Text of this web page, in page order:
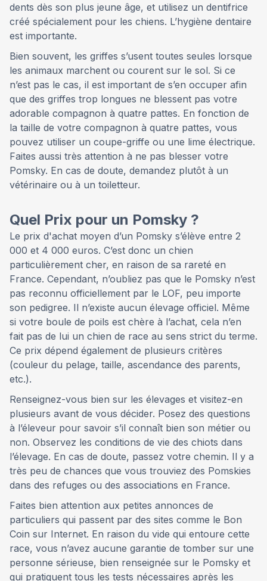
dents dès son plus jeune âge, et utilisez un dentifrice
créé spécialement pour les chiens. L’hygiène dentaire
est importante.
Bien souvent, les griffes s’usent toutes seules lorsque
les animaux marchent ou courent sur le sol. Si ce
n’est pas le cas, il est important de s’en occuper afin
que des griffes trop longues ne blessent pas votre
adorable compagnon à quatre pattes. En fonction de
la taille de votre compagnon à quatre pattes, vous
pouvez utiliser un coupe-griffe ou une lime électrique.
Faites aussi très attention à ne pas blesser votre
Pomsky. En cas de doute, demandez plutôt à un
vétérinaire ou à un toiletteur.
Quel Prix pour un Pomsky ?
Le prix d'achat moyen d’un Pomsky s’élève entre 2
000 et 4 000 euros. C’est donc un chien
particulièrement cher, en raison de sa rareté en
France. Cependant, n’oubliez pas que le Pomsky n’est
pas reconnu officiellement par le LOF, peu importe
son pedigree. Il n’existe aucun élevage officiel. Même
si votre boule de poils est chère à l’achat, cela n’en
fait pas de lui un chien de race au sens strict du terme.
Ce prix dépend également de plusieurs critères
(couleur du pelage, taille, ascendance des parents,
etc.).
Renseignez-vous bien sur les élevages et visitez-en
plusieurs avant de vous décider. Posez des questions
à l’éleveur pour savoir s’il connaît bien son métier ou
non. Observez les conditions de vie des chiots dans
l’élevage. En cas de doute, passez votre chemin. Il y a
très peu de chances que vous trouviez des Pomskies
dans des refuges ou des associations en France.
Faites bien attention aux petites annonces de
particuliers qui passent par des sites comme le Bon
Coin sur Internet. En raison du vide qui entoure cette
race, vous n’avez aucune garantie de tomber sur une
personne sérieuse, bien renseignée sur le Pomsky et
qui pratiquent tous les tests nécessaires après les